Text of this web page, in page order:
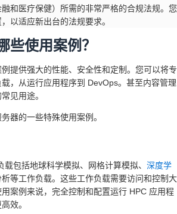
和医疗保健）所需的非常严格的合规法规。您
以适应新出台的法规要求。
些使用案例？
提供强大的性能、安全性和定制。您可以将专
，从运行应用程序到 DevOps。甚至内容管理
见用途。
器的一些特殊使用案例。
包括地球科学模拟、网格计算模拟、 深度学
等工作负载。这些工作负载需要访问和控制大
案例来说，完全控制和配置运行 HPC 应用程
效。